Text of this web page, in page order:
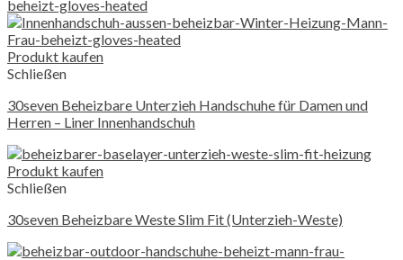
Produkt kaufen
Schließen
30seven Beheizbare Unterzieh Handschuhe für Damen und
Herren – Liner Innenhandschuh
Produkt kaufen
Schließen
30seven Beheizbare Weste Slim Fit (Unterzieh-Weste)